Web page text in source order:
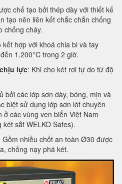
chế tạo bởi thép dày với thiết kế
tạo nên liên kết chắc chắn chống
chống cháy.
kết hợp với khoá chia bi và tay
1.200°C trong 2 giờ.
lực: Khi cho két rơi tự do từ độ
bởi các lớp sơn dày, bóng, mịn và
biệt sử dụng lớp sơn lót chuyên
các vùng ven biển Việt Nam
sắt WELKO Safes).
Gồm nhiều chốt an toàn Ø30 được
chống nạy phá két.